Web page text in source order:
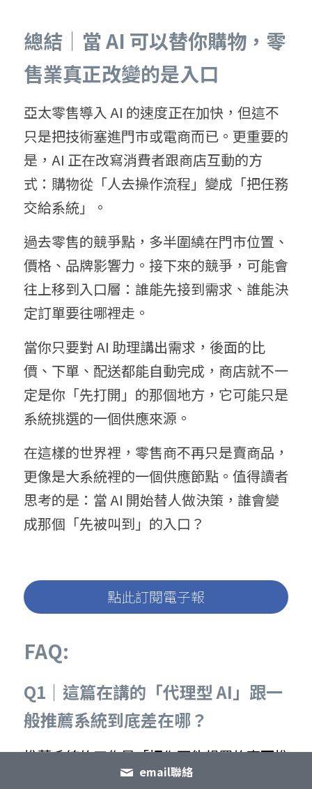
總結｜當 AI 可以替你購物，零
售業真正改變的是入口
亞太零售導入 AI 的速度正在加快，但這不
只是把技術塞進門市或電商而已。更重要的
是，AI 正在改寫消費者跟商店互動的方
式：購物從「人去操作流程」變成「把任務
交給系統」。
過去零售的競爭點，多半圍繞在門市位置、
價格、品牌影響力。接下來的競爭，可能會
往上移到入口層：誰能先接到需求、誰能決
定訂單要往哪裡走。
當你只要對 AI 助理講出需求，後面的比
價、下單、配送都能自動完成，商店就不一
定是你「先打開」的那個地方，它可能只是
系統挑選的一個供應來源。
在這樣的世界裡，零售商不再只是賣商品，
更像是大系統裡的一個供應節點。值得讀者
思考的是：當 AI 開始替人做決策，誰會變
成那個「先被叫到」的入口？
點此訂閱電子報
FAQ:
Q1｜這篇在講的「代理型 AI」跟一
般推薦系統到底差在哪？
推薦系統的工作是「把你可能想買的東西推
給你看」，它影響的是你在頁面上看到什
email聯絡